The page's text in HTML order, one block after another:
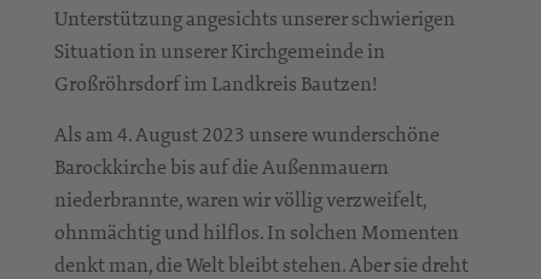
Unterstützung angesichts unserer schwierigen
Situation in unserer Kirchgemeinde in
Großröhrsdorf im Landkreis Bautzen!
Als am 4. August 2023 unsere wunderschöne
Barockkirche bis auf die Außenmauern
niederbrannte, waren wir völlig verzweifelt,
ohnmächtig und hilflos. In solchen Momenten
denkt man, die Welt bleibt stehen. Aber sie dreht